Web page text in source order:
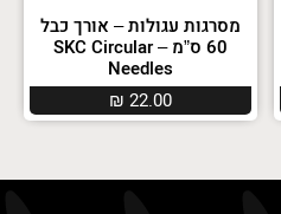
מסרגות עגולות – אורך כבל
60 ס”מ – SKC Circular
Needles
₪ 22.00